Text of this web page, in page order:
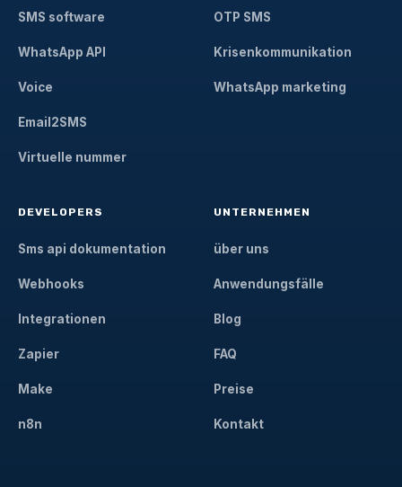
SMS software
WhatsApp API
Voice
Email2SMS
Virtuelle nummer
OTP SMS
Krisenkommunikation
WhatsApp marketing
DEVELOPERS
Sms api dokumentation
Webhooks
Integrationen
Zapier
Make
n8n
UNTERNEHMEN
über uns
Anwendungsfälle
Blog
FAQ
Preise
Kontakt